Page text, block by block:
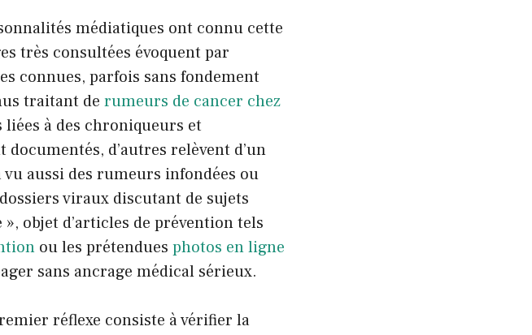
médiatiques ont connu cette
très consultées évoquent par
connues, parfois sans fondement
traitant de rumeurs de cancer chez
liées à des chroniqueurs et
d’autres relèvent d’un
aussi des rumeurs infondées ou
viraux discutant de sujets
objet d’articles de prévention tels
ou les prétendues photos en ligne
sans ancrage médical sérieux.
réflexe consiste à vérifier la